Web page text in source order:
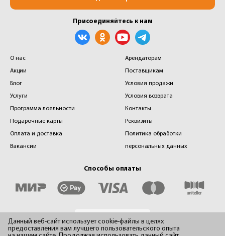
О нас
Акции
Блог
Услуги
Программа лояльности
Подарочные карты
Оплата и доставка
Вакансии
Арендаторам
Поставщикам
Условия продажи
Условия возврата
Контакты
Реквизиты
Политика обработки
персональных данных
Способы оплаты
Присоединяйтесь к нам
Данный веб-сайт использует cookie-файлы в целях
предоставления вам лучшего пользовательского опыта